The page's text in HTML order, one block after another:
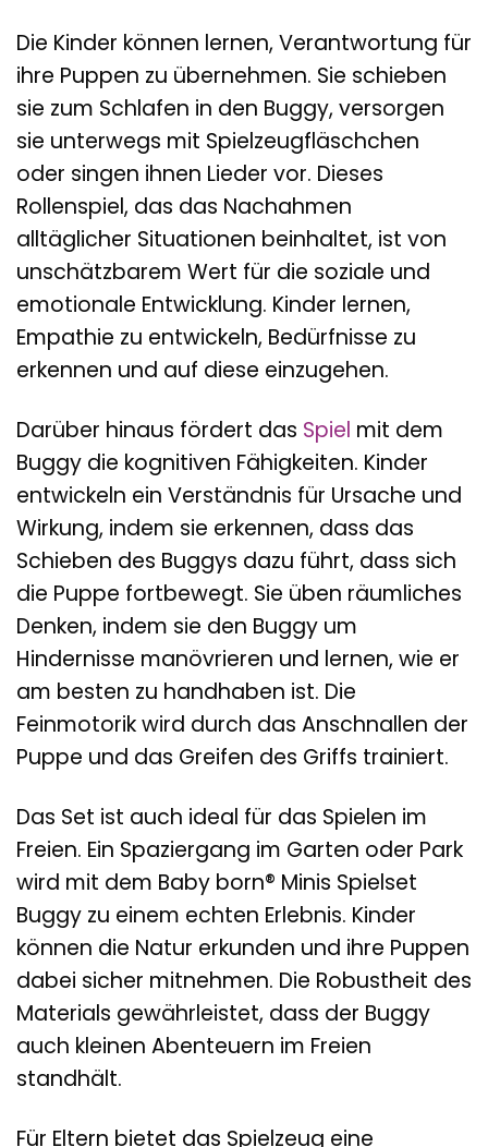
Die Kinder können lernen, Verantwortung für
ihre Puppen zu übernehmen. Sie schieben
sie zum Schlafen in den Buggy, versorgen
sie unterwegs mit Spielzeugfläschchen
oder singen ihnen Lieder vor. Dieses
Rollenspiel, das das Nachahmen
alltäglicher Situationen beinhaltet, ist von
unschätzbarem Wert für die soziale und
emotionale Entwicklung. Kinder lernen,
Empathie zu entwickeln, Bedürfnisse zu
erkennen und auf diese einzugehen.
Darüber hinaus fördert das Spiel mit dem
Buggy die kognitiven Fähigkeiten. Kinder
entwickeln ein Verständnis für Ursache und
Wirkung, indem sie erkennen, dass das
Schieben des Buggys dazu führt, dass sich
die Puppe fortbewegt. Sie üben räumliches
Denken, indem sie den Buggy um
Hindernisse manövrieren und lernen, wie er
am besten zu handhaben ist. Die
Feinmotorik wird durch das Anschnallen der
Puppe und das Greifen des Griffs trainiert.
Das Set ist auch ideal für das Spielen im
Freien. Ein Spaziergang im Garten oder Park
wird mit dem Baby born® Minis Spielset
Buggy zu einem echten Erlebnis. Kinder
können die Natur erkunden und ihre Puppen
dabei sicher mitnehmen. Die Robustheit des
Materials gewährleistet, dass der Buggy
auch kleinen Abenteuern im Freien
standhält.
Für Eltern bietet das Spielzeug eine